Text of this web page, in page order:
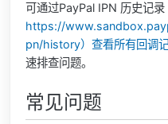
可通过PayPal IPN 历史记录
https://
pn/history）查看所有回调
速排查问题。
常见问题